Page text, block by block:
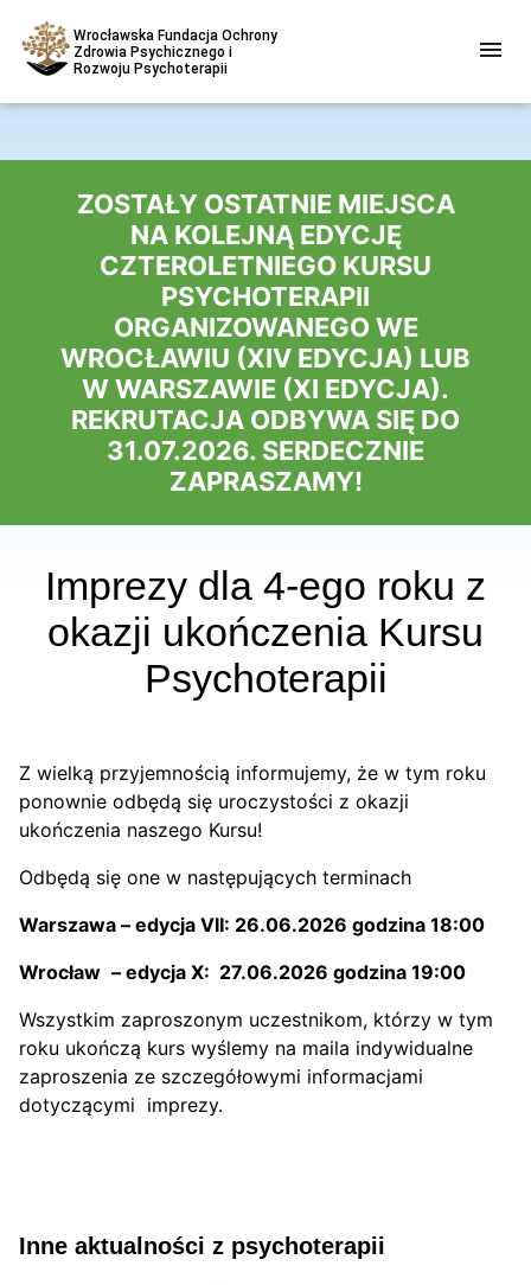
Wrocławska Fundacja Ochrony
Zdrowia Psychicznego i
Rozwoju Psychoterapii
ZOSTAŁY OSTATNIE MIEJSCA
NA KOLEJNĄ EDYCJĘ
CZTEROLETNIEGO KURSU
PSYCHOTERAPII
ORGANIZOWANEGO WE
WROCŁAWIU (XIV EDYCJA) LUB
W WARSZAWIE (XI EDYCJA).
REKRUTACJA ODBYWA SIĘ DO
31.07.2026. SERDECZNIE
ZAPRASZAMY!
Imprezy dla 4-ego roku z
okazji ukończenia Kursu
Psychoterapii
Z wielką przyjemnością informujemy, że w tym roku
ponownie odbędą się uroczystości z okazji
ukończenia naszego Kursu!
Odbędą się one w następujących terminach
Warszawa – edycja VII: 26.06.2026 godzina 18:00
Wrocław – edycja X: 27.06.2026 godzina 19:00
Wszystkim zaproszonym uczestnikom, którzy w tym
roku ukończą kurs wyślemy na maila indywidualne
zaproszenia ze szczegółowymi informacjami
dotyczącymi imprezy.
Inne aktualności z psychoterapii